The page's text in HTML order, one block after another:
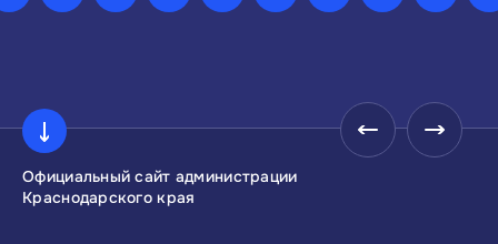
Официальный сайт администрации
Краснодарского края